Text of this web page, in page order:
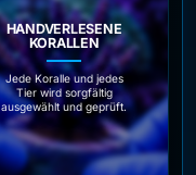
HANDVERLESENE
KORALLEN
Jede Koralle und jedes
Tier wird sorgfältig
ausgewählt und geprüft.